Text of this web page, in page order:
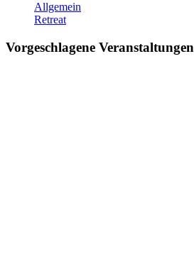
Allgemein
Retreat
Vorgeschlagene Veranstaltungen